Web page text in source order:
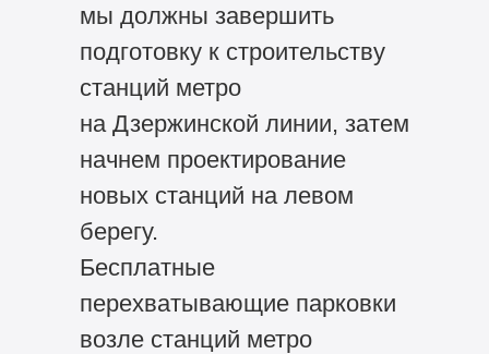
мы должны завершить
подготовку к строительству
станций метро
на Дзержинской линии, затем
начнем проектирование
новых станций на левом
берегу.
Бесплатные
перехватывающие парковки
возле станций метро